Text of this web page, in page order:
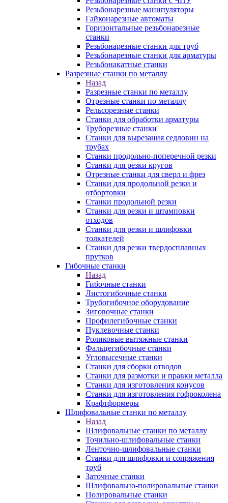
Резьбонарезные манипуляторы
Гайконарезные автоматы
Горизонтальные резьбонарезные
станки
Резьбонарезные станки для труб
Резьбонарезные станки для арматуры
Резьбонакатные станки
Разрезные станки по металлу
Назад
Разрезные станки по металлу
Отрезные станки по металлу
Рельсорезные станки
Станки для обработки арматуры
Труборезные станки
Станки для вырезания седловин на
трубаx
Станки продольно-поперечной резки
Станки для резки кругов
Отрезные станки для сверл и фрез
Станки для продольной резки и
отбортовки
Станки продольной резки
Станки для резки и штамповки
отходов
Станки для резки и шлифовки
толкателей
Станки для резки твердосплавных
прутков
Гибочные станки
Назад
Гибочные станки
Листогибочные станки
Трубогибочное оборудование
Зиговочные станки
Профилегибочные станки
Пуклевочные станки
Роликовые вытяжные станки
Фальцегибочные станки
Угловысечные станки
Станки для сборки отводов
Станки для размотки и правки металла
Станки для изготовления конусов
Станки для изготовления гофроколена
Крафтформеры
Шлифовальные станки по металлу
Назад
Шлифовальные станки по металлу
Точильно-шлифовальные станки
Ленточно-шлифовальные станки
Станки для шлифовки и сопряжения
труб
Заточные станки
Шлифовально-полировальные станки
Полировальные станки